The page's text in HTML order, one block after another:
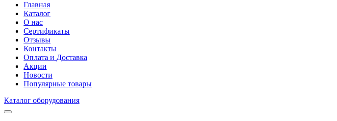
Главная
Каталог
О нас
Сертификаты
Отзывы
Контакты
Оплата и Доставка
Акции
Новости
Популярные товары
Каталог оборудования